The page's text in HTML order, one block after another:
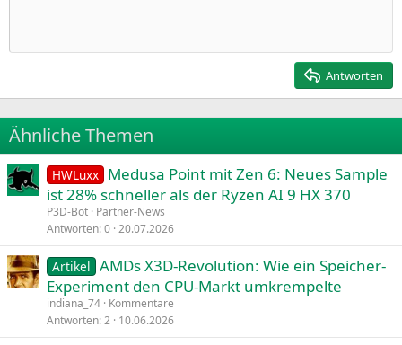
22
26
Times New Roman
Trebuchet MS
Verdana
Heading 2
Antworten
Ähnliche Themen
HWLuxx Medusa Point mit Zen 6: Neues Sample
ist 28% schneller als der Ryzen AI 9 HX 370
P3D-Bot Partner-News
Antworten 0 20.07.2026
Artikel AMDs X3D-Revolution: Wie ein Speicher-
Experiment den CPU-Markt umkrempelte
indiana_74 Kommentare
Antworten 2 10.06.2026